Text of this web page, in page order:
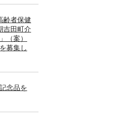
齢者保健
吉田町介
（案）
募集し
念品を